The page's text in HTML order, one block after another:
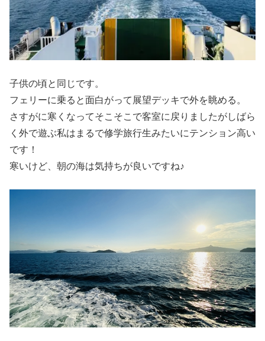
子供の頃と同じです。
フェリーに乗ると面白がって展望デッキで外を眺める。
さすがに寒くなってそこそこで客室に戻りましたがしばら
く外で遊ぶ私はまるで修学旅行生みたいにテンション高い
です！
寒いけど、朝の海は気持ちが良いですね♪